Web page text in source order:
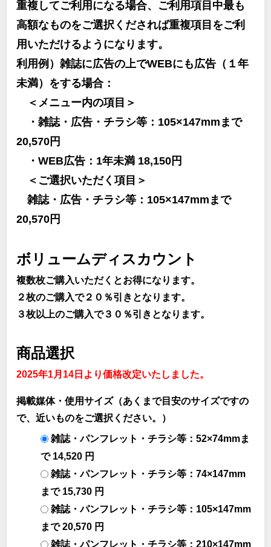
重複してご利用になる場合、ご利用項目中最も
高額なものをご選択くだされば重複項目をご利
用いただけるようになります。
利用例）雑誌に広告の上でWEBにも広告（１年
未満）をする場合：
＜メニュー内の項目＞
・雑誌・広告・チラシ等：105×147mmまで
20,570円
・WEB広告：1年未満 18,150円
＜ご選択いただく項目＞
雑誌・広告・チラシ等：105×147mmまで
20,570円
ボリュームディスカウント
複数枚ご購入いただくとお得になります。
２枚のご購入で２０％引きとなります。
３枚以上のご購入で３０％引きとなります。
商品選択
2025年1月14日より価格改定いたしました。
掲載媒体・使用サイズ（あくまで目安のサイズですの
で、近いものをご選択ください。）
雑誌・パンフレット・チラシ等：52×74mmま
で 14,520 円
雑誌・パンフレット・チラシ等：74×147mm
まで 15,730 円
雑誌・パンフレット・チラシ等：105×147mm
まで 20,570 円
雑誌・パンフレット・チラシ等：210×147mm